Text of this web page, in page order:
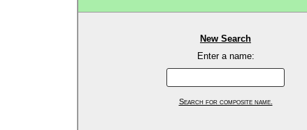
New Search
Enter a name:
Search for composite name.